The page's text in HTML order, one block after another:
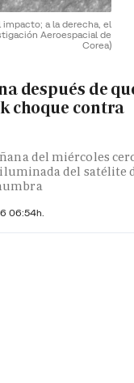
a la derecha, el
Aeroespacial de
Corea)
después de
choque contra
del miércoles
del satélite
06:54h.